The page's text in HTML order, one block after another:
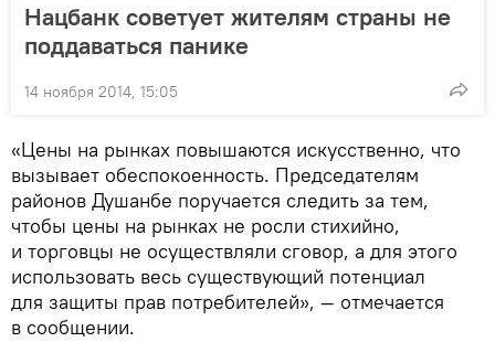
Нацбанк советует жителям страны не
поддаваться панике
14 ноября 2014, 15:05
«Цены на рынках повышаются искусственно, что
вызывает обеспокоенность. Председателям
районов Душанбе поручается следить за тем,
чтобы цены на рынках не росли стихийно,
и торговцы не осуществляли сговор, а для этого
использовать весь существующий потенциал
для защиты прав потребителей», — отмечается
в сообщении.